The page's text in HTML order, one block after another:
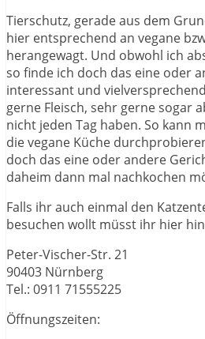
Tierschutz, gerade aus dem
hier entsprechend an vegane
herangewagt. Und obwohl ich
so finde ich doch das eine oder
interessant und
gerne Fleisch, sehr gerne sogar
nicht jeden Tag haben. So kann
die vegane Küche
doch das eine oder andere
daheim dann mal nachkochen
Falls ihr auch einmal den
besuchen wollt müsst ihr hier
Peter-Vischer-Str. 21
90403 Nürnberg
Tel.: 0911 71555225
Öffnungszeiten: